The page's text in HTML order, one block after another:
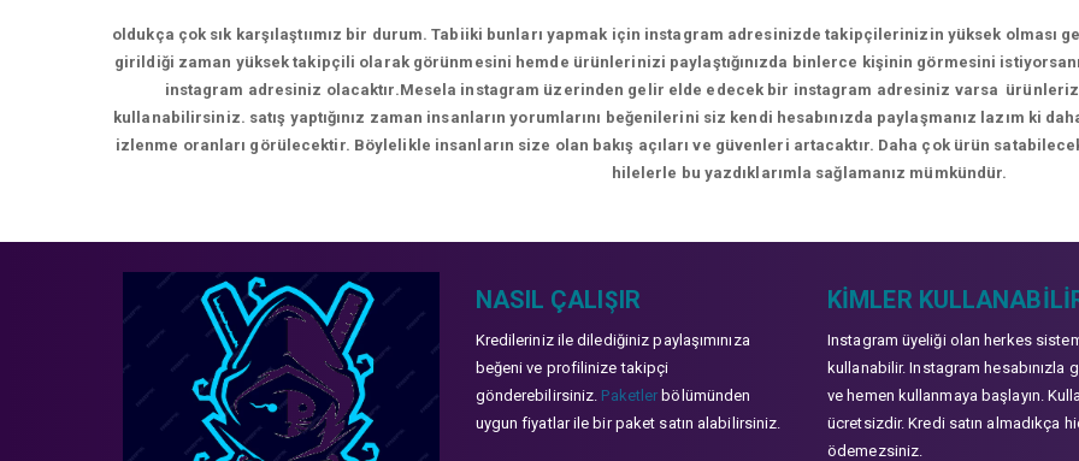
oldukça çok sık karşılaştıımız bir durum. Tabiiki bunları yapmak için instagram adresinizde takipçilerinizin yüksek
girildiği zaman yüksek takipçili olarak görünmesini hemde ürünlerinizi paylaştığınızda binlerce kişinin görmesini
instagram adresiniz olacaktır.Mesela instagram üzerinden gelir elde edecek bir instagram adresiniz varsa
kullanabilirsiniz. satış yaptığınız zaman insanların yorumlarını beğenilerini siz kendi hesabınızda paylaşmanız lazım ki
izlenme oranları görülecektir. Böylelikle insanların size olan bakış açıları ve güvenleri artacaktır. Daha çok ürün
hilelerle bu yazdıklarımla sağlamanız mümkündür.
NASIL ÇALIŞIR
Kredileriniz ile dilediğiniz paylaşımınıza
beğeni ve profilinize takipçi
gönderebilirsiniz. Paketler bölümünden
uygun fiyatlar ile bir paket satın alabilirsiniz.
KIMLER
Instagram üyeliği olan herkes
kullanabilir. Instagram hesabınızla
ve hemen kullanmaya başlayın.
ücretsizdir. Kredi satın almadıkça
ödemezsiniz.